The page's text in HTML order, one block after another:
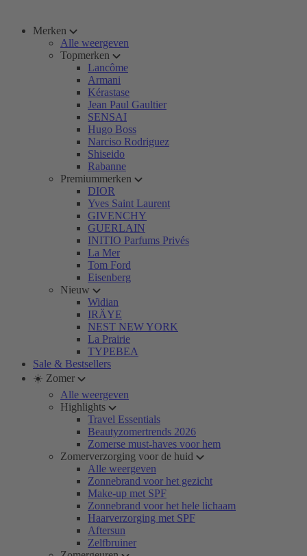
Merken
Alle weergeven
Topmerken
Lancôme
Armani
Kérastase
Jean Paul Gaultier
SENSAI
Hugo Boss
Narciso Rodriguez
Shiseido
Rabanne
Premiummerken
DIOR
Yves Saint Laurent
GIVENCHY
GUERLAIN
INITIO Parfums Privés
La Mer
Tom Ford
Eisenberg
Nieuw
Widian
IRÄYE
NEST NEW YORK
La Prairie
TYPEBEA
Sale & Bestsellers
☀️ Zomer
Alle weergeven
Highlights
Travel Essentials
Beautyzomertrends 2026
Zomerse must-haves voor hem
Zomerverzorging voor de huid
Alle weergeven
Zonnebrand voor het gezicht
Make-up met SPF
Zonnebrand voor het hele lichaam
Haarverzorging met SPF
Aftersun
Zelfbruiner